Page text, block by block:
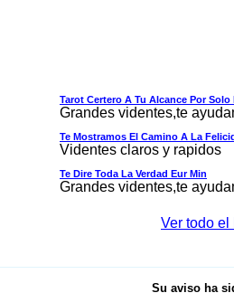
Tarot Certero A Tu Alcance Por Solo
Grandes videntes,te
Te Mostramos El Camino A La
Videntes claros y rapidos
Te Dire Toda La Verdad Eur Min
Grandes videntes,te
Ver todo el
Su aviso ha